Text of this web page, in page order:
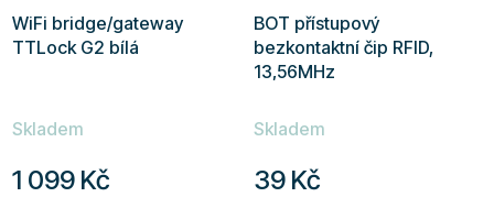
WiFi bridge/gateway
TTLock G2 bílá
hodnocení
je
Skladem
1 099 Kč
BOT přístupový
bezkontaktní čip RFID,
13,56MHz
hodnocení
produktu
je
Skladem
39 Kč